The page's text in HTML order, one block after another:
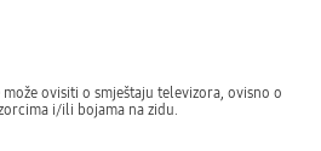
ovisiti o smještaju televizora, ovisno o
i/ili bojama na zidu.